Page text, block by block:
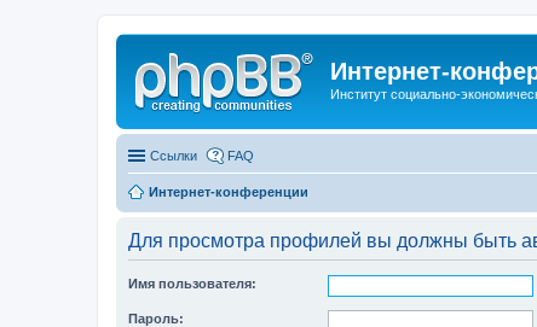
Интернет-
Институт социально-
Ссылки FAQ
Интернет-конференции
Для просмотра профилей вы должны быть
Имя пользователя:
Пароль: